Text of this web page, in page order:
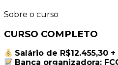
Sobre o curso
CURSO COMPLETO
Salário de R$12.455,30
Banca organizadora: